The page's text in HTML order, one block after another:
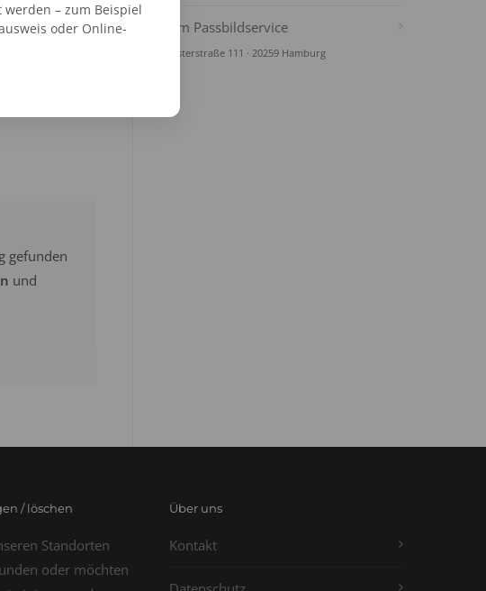
gefunden
und
dm Passbildservice
Osterstraße 111 · 20259 Hamburg
/ löschen
Standorten
oder möchten
Über uns
Kontakt
– zum Beispiel
oder Online-